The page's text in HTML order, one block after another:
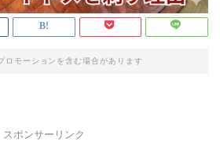
ロモーションを含む場合があります
スポンサーリンク